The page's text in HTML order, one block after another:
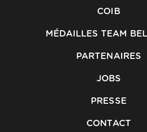
COIB
MÉDAILLES TEAM
PARTENAIRES
JOBS
PRESSE
CONTACT